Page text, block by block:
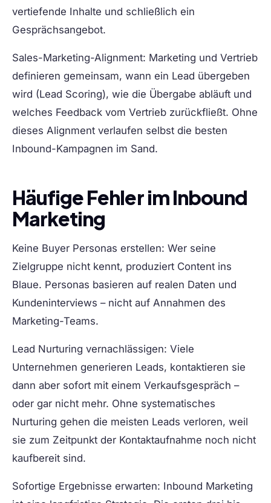
vertiefende Inhalte und schließlich ein
Gesprächsangebot.
Sales-Marketing-Alignment: Marketing und Vertrieb
definieren gemeinsam, wann ein Lead übergeben
wird (Lead Scoring), wie die Übergabe abläuft und
welches Feedback vom Vertrieb zurückfließt. Ohne
dieses Alignment verlaufen selbst die besten
Inbound-Kampagnen im Sand.
Häufige Fehler im Inbound
Marketing
Keine Buyer Personas erstellen: Wer seine
Zielgruppe nicht kennt, produziert Content ins
Blaue. Personas basieren auf realen Daten und
Kundeninterviews – nicht auf Annahmen des
Marketing-Teams.
Lead Nurturing vernachlässigen: Viele
Unternehmen generieren Leads, kontaktieren sie
dann aber sofort mit einem Verkaufsgespräch –
oder gar nicht mehr. Ohne systematisches
Nurturing gehen die meisten Leads verloren, weil
sie zum Zeitpunkt der Kontaktaufnahme noch nicht
kaufbereit sind.
Sofortige Ergebnisse erwarten: Inbound Marketing